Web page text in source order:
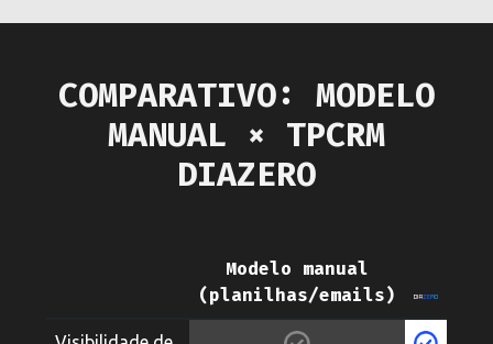
COMPARATIVO: MODELO
MANUAL × TPCRM
DIAZERO
Modelo manual
(planilhas/emails)